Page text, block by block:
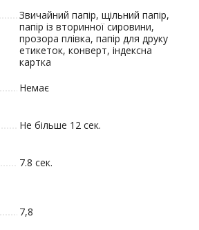
Звичайний папір, щільний папір,
папір із вторинної сировини,
прозора плівка, папір для друку
етикеток, конверт, індексна
картка
Немає
Не більше 12 сек.
7.8 сек.
7,8